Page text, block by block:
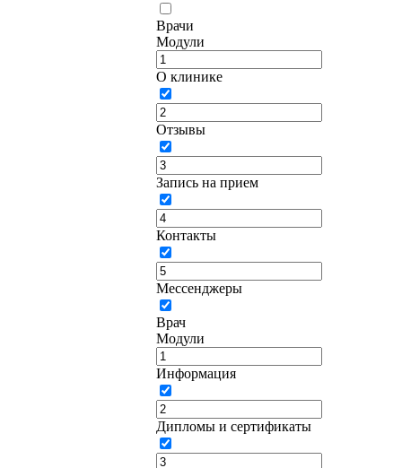
Врачи
Модули
О клинике
Отзывы
Запись на прием
Контакты
Мессенджеры
Врач
Модули
Информация
Дипломы и сертификаты